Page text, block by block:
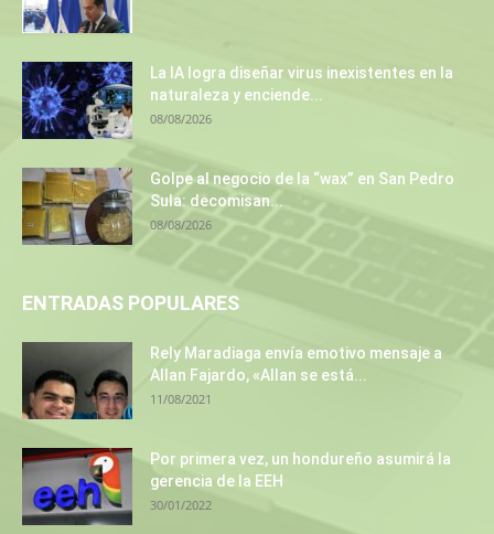
La IA logra diseñar virus inexistentes en la
naturaleza y enciende...
08/08/2026
Golpe al negocio de la “wax” en San Pedro
Sula: decomisan...
08/08/2026
ENTRADAS POPULARES
Rely Maradiaga envía emotivo mensaje a
Allan Fajardo, «Allan se está...
11/08/2021
Por primera vez, un hondureño asumirá la
gerencia de la EEH
30/01/2022